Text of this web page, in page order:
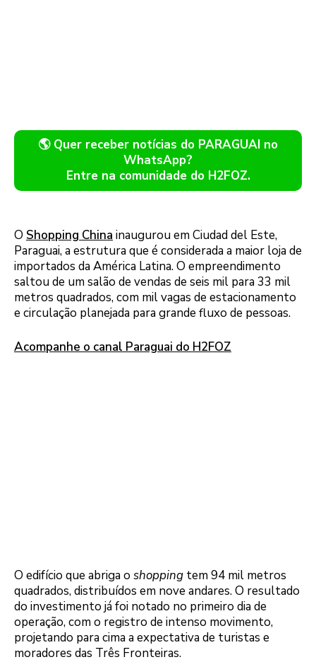
🌎 Quer receber notícias do PARAGUAI no
WhatsApp?
Entre na comunidade do H2FOZ.
O Shopping China inaugurou em Ciudad del Este,
Paraguai, a estrutura que é considerada a maior loja de
importados da América Latina. O empreendimento
saltou de um salão de vendas de seis mil para 33 mil
metros quadrados, com mil vagas de estacionamento
e circulação planejada para grande fluxo de pessoas.
Acompanhe o canal Paraguai do H2FOZ
O edifício que abriga o shopping tem 94 mil metros
quadrados, distribuídos em nove andares. O resultado
do investimento já foi notado no primeiro dia de
operação, com o registro de intenso movimento,
projetando para cima a expectativa de turistas e
moradores das Três Fronteiras.